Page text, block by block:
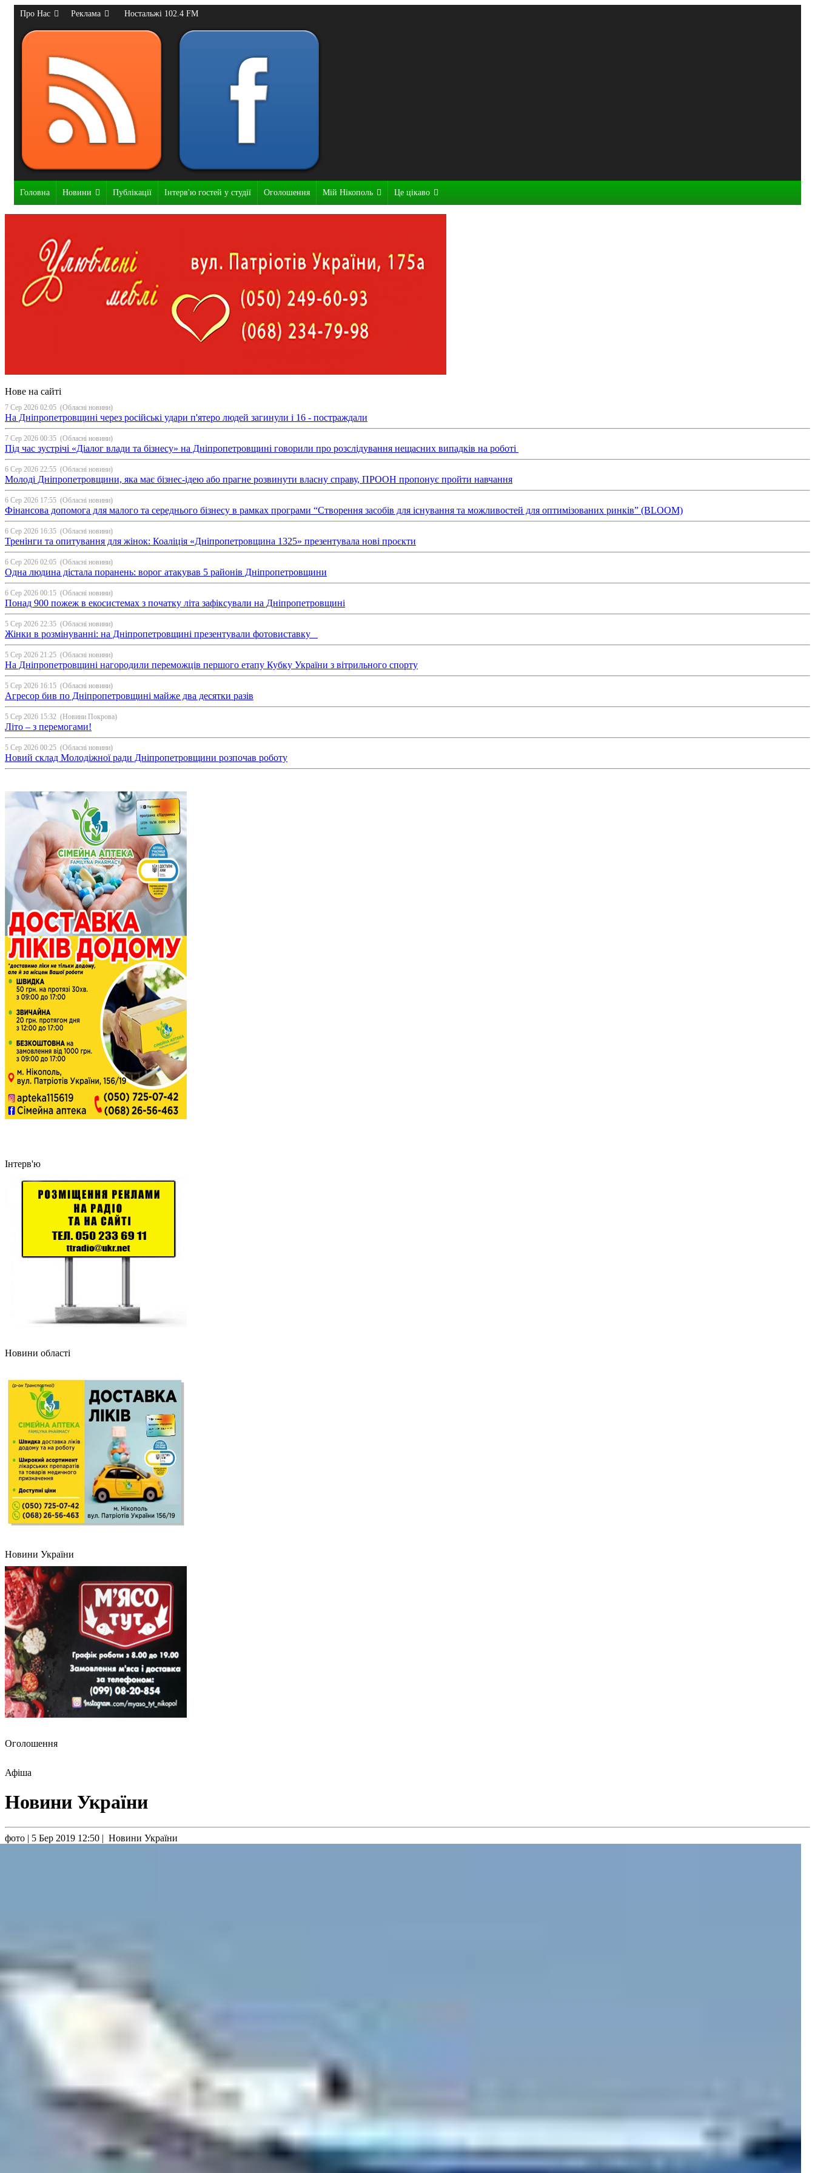
Про Нас Реклама Ностальжі 102.4 FM
Головна Новини Публікації Інтерв'ю гостей у студії Оголошення Мій Нікополь Це цікаво
Нове на сайті
7 Сер 2026 02:05 (Обласні новини)
На Дніпропетровщині через російські удари п'ятеро людей загинули і 16 - постраждали
7 Сер 2026 00:35 (Обласні новини)
Під час зустрічі «Діалог влади та бізнесу» на Дніпропетровщині говорили про розслідування нещасних випадків на роботі
6 Сер 2026 22:55 (Обласні новини)
Молоді Дніпропетровщини, яка має бізнес-ідею або прагне розвинути власну справу, ПРООН пропонує пройти навчання
6 Сер 2026 17:55 (Обласні новини)
Фінансова допомога для малого та середнього бізнесу в рамках програми “Створення засобів для існування та можливостей для оптимізованих ринків” (BLOOM)
6 Сер 2026 16:35 (Обласні новини)
Тренінги та опитування для жінок: Коаліція «Дніпропетровщина 1325» презентувала нові проєкти
6 Сер 2026 02:05 (Обласні новини)
Одна людина дістала поранень: ворог атакував 5 районів Дніпропетровщини
6 Сер 2026 00:15 (Обласні новини)
Понад 900 пожеж в екосистемах з початку літа зафіксували на Дніпропетровщині
5 Сер 2026 22:35 (Обласні новини)
Жінки в розмінуванні: на Дніпропетровщині презентували фотовиставку
5 Сер 2026 21:25 (Обласні новини)
На Дніпропетровщині нагородили переможців першого етапу Кубку України з вітрильного спорту
5 Сер 2026 16:15 (Обласні новини)
Агресор бив по Дніпропетровщині майже два десятки разів
5 Сер 2026 15:32 (Новини Покрова)
Літо – з перемогами!
5 Сер 2026 00:25 (Обласні новини)
Новий склад Молодіжної ради Дніпропетровщини розпочав роботу
Інтерв'ю
Новини області
Новини України
Оголошення
Афіша
Новини України
фото | 5 Бер 2019 12:50 | Новини України